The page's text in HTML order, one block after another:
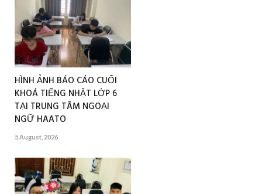
HÌNH ẢNH BÁO CÁO CUỐI
KHOÁ TIẾNG NHẬT LỚP 6
TẠI TRUNG TÂM NGOẠI
NGỮ HAATO
5 August, 2026